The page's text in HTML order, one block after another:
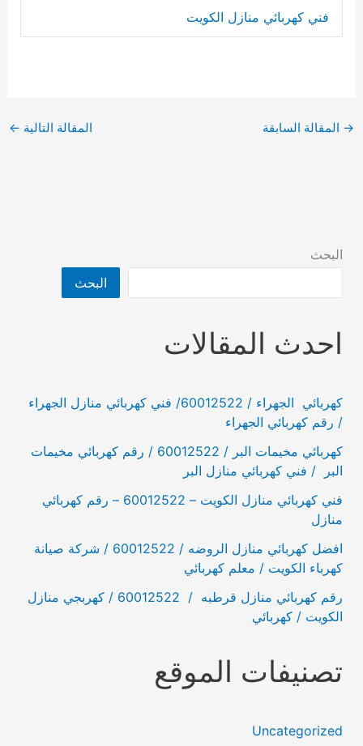
فني كهربائي منازل الكويت
→ المقالة السابقة المقالة التالية ←
البحث
البحث
احدث المقالات
كهربائي الجهراء / 60012522/ فني كهربائي منازل الجهراء
/ رقم كهربائي الجهراء
كهربائي مخيمات البر / 60012522 / رقم كهربائي مخيمات
البر / فني كهربائي منازل البر
فني كهربائي منازل الكويت – 60012522 – رقم كهربائي
منازل
افضل كهربائي منازل الروضه / 60012522 / شركة صيانة
كهرباء الكويت / معلم كهربائي
رقم كهربائي منازل قرطبه / 60012522 / كهربجي منازل
الكويت / كهربائي
تصنيفات الموقع
Uncategorized